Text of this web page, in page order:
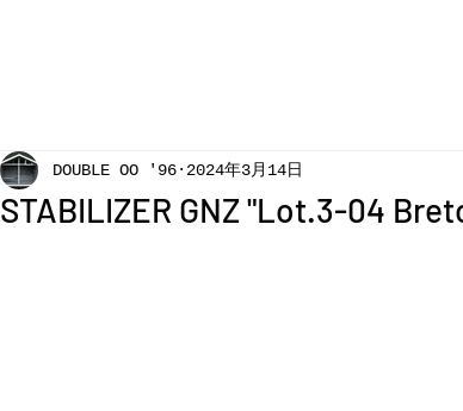
STABILIZER GNZ "Lot.3-04
DOUBLE OO '96 2024年3月14日